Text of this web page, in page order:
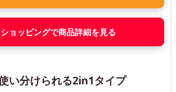
ョッピングで商品詳細を見る
い分けられる2in1タイプ